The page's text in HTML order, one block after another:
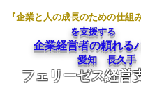
『企業と人の成長のための仕組
を支援する
企業経営者の頼れる
愛知 長久手
フェリーゼス経営